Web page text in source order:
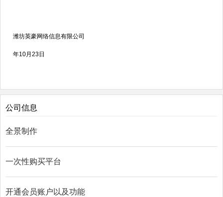
潍坊英豪网络信息有限公司
年10月23日
公司信息
全景制作
一次性购买平台
开通会员账户以及功能